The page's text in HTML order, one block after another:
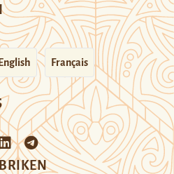
English Français